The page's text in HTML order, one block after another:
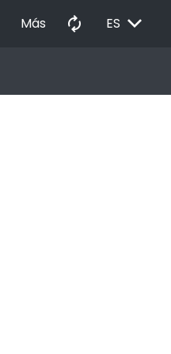
Más autorenew ES EXPAND_MORE